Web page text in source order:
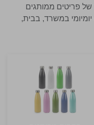
של פריטים ממותגים
במשרד, בבית,